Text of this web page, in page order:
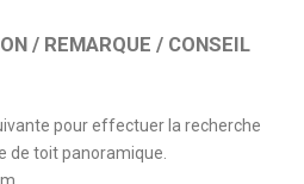
/ REMARQUE / CONSEIL
pour effectuer la recherche
de toit panoramique.